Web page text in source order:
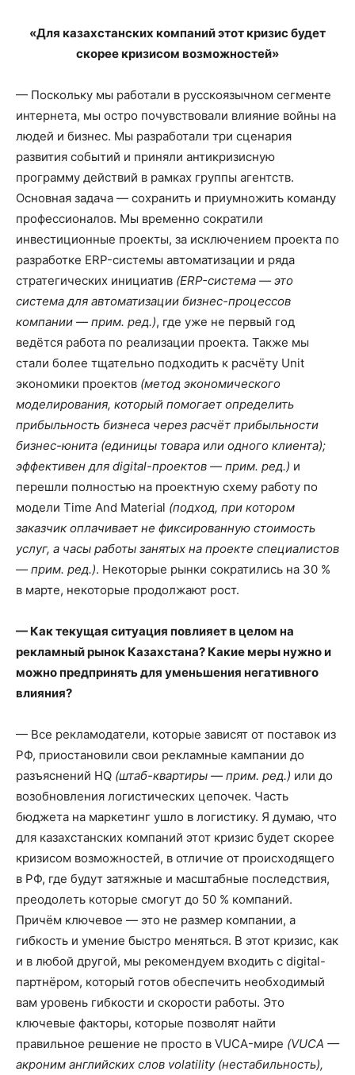
«Для казахстанских компаний этот кризис будет
скорее кризисом возможностей»
— Поскольку мы работали в русскоязычном сегменте
интернета, мы остро почувствовали влияние войны на
людей и бизнес. Мы разработали три сценария
развития событий и приняли антикризисную
программу действий в рамках группы агентств.
Основная задача — сохранить и приумножить команду
профессионалов. Мы временно сократили
инвестиционные проекты, за исключением проекта по
разработке ERP-системы автоматизации и ряда
стратегических инициатив (ERP-система — это
система для автоматизации бизнес-процессов
компании — прим. ред.), где уже не первый год
ведётся работа по реализации проекта. Также мы
стали более тщательно подходить к расчёту Unit
экономики проектов (метод экономического
моделирования, который помогает определить
прибыльность бизнеса через расчёт прибыльности
бизнес-юнита (единицы товара или одного клиента);
эффективен для digital-проектов — прим. ред.) и
перешли полностью на проектную схему работу по
модели Time And Material (подход, при котором
заказчик оплачивает не фиксированную стоимость
услуг, а часы работы занятых на проекте специалистов
— прим. ред.). Некоторые рынки сократились на 30 %
в марте, некоторые продолжают рост.
— Как текущая ситуация повлияет в целом на
рекламный рынок Казахстана? Какие меры нужно и
можно предпринять для уменьшения негативного
влияния?
— Все рекламодатели, которые зависят от поставок из
РФ, приостановили свои рекламные кампании до
разъяснений HQ (штаб-квартиры — прим. ред.) или до
возобновления логистических цепочек. Часть
бюджета на маркетинг ушло в логистику. Я думаю, что
для казахстанских компаний этот кризис будет скорее
кризисом возможностей, в отличие от происходящего
в РФ, где будут затяжные и масштабные последствия,
преодолеть которые смогут до 50 % компаний.
Причём ключевое — это не размер компании, а
гибкость и умение быстро меняться. В этот кризис, как
и в любой другой, мы рекомендуем входить c digital-
партнёром, который готов обеспечить необходимый
вам уровень гибкости и скорости работы. Это
ключевые факторы, которые позволят найти
правильное решение не просто в VUCA-мире (VUCA —
акроним английских слов volatility (нестабильность),